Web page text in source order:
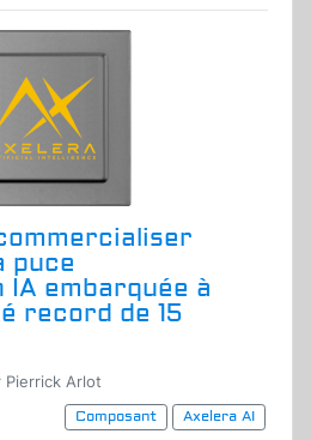
puce
embarquée à
record de 15
Pierrick Arlot
Composant
Axelera AI